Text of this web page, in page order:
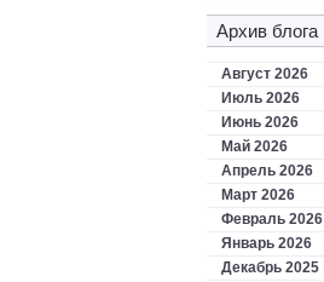
Архив блога
Август 2026
Июль 2026
Июнь 2026
Май 2026
Апрель 2026
Март 2026
Февраль 2026
Январь 2026
Декабрь 2025